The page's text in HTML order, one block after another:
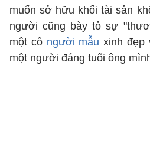
muốn sở hữu khối tài sản
người cũng bày tỏ sự
một cô người mẫu xinh đẹp
một người đáng tuổi ông